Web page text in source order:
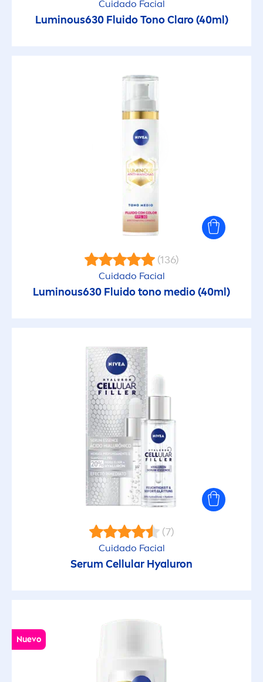
Cuidado Facial
Luminous630 Fluido Tono Claro (40ml)
(136)
Cuidado Facial
Luminous630 Fluido tono medio (40ml)
(7)
Cuidado Facial
Serum Cellular Hyaluron
Nuevo